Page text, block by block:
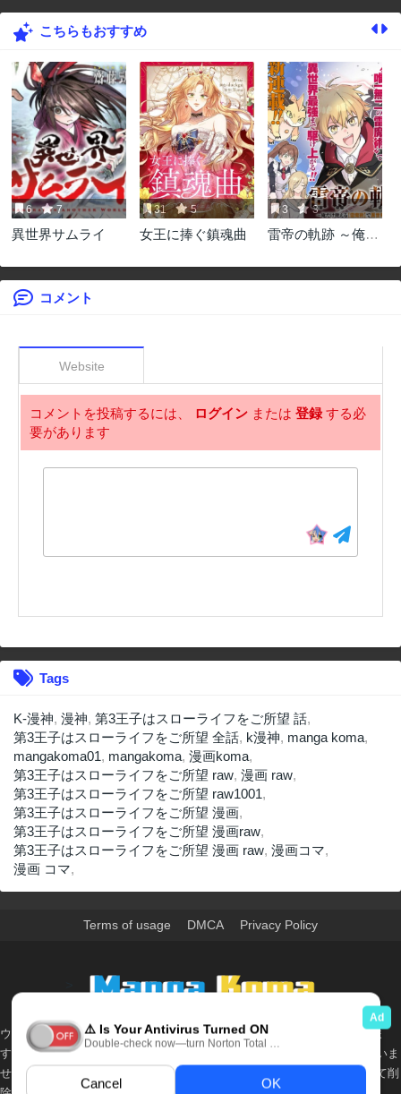
こちらもおすすめ
6 7
異世界サムライ
31 5
女王に捧ぐ鎮魂曲
3 3
雷帝の軌跡 ～俺だ
術】で異世界最強
コメント
Website
コメントを投稿するには、 ログイン または 登録する必
要があります
Tags
K-漫神, 漫神, 第3王子はスローライフをご所望 話,
第3王子はスローライフをご所望 全話, k漫神, manga koma,
mangakoma01, mangakoma, 漫画koma,
第3王子はスローライフをご所望 raw, 漫画 raw,
第3王子はスローライフをご所望 raw1001,
第3王子はスローライフをご所望 漫画,
第3王子はスローライフをご所望 漫画raw,
第3王子はスローライフをご所望 漫画 raw, 漫画コマ,
漫画 コマ,
Terms of usage DMCA Privacy Policy
ウェブサイト上のすべての情報と画像は、インターネット上で収集されま
す。 このウェブサイトの情報については、所有していないか、責任を負いま
せん。 個人や組織に影響を与える場合は、必要に応じて、すぐに検討して削